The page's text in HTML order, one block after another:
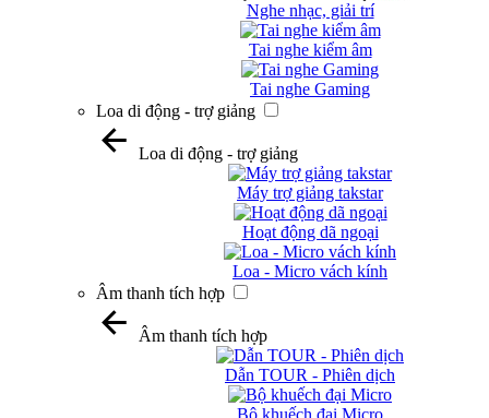
Nghe nhạc, giải trí
Tai nghe kiểm âm
Tai nghe Gaming
Loa di động - trợ giảng
Loa di động - trợ giảng
Máy trợ giảng takstar
Hoạt động dã ngoại
Loa - Micro vách kính
Âm thanh tích hợp
Âm thanh tích hợp
Dẫn TOUR - Phiên dịch
Bộ khuếch đại Micro